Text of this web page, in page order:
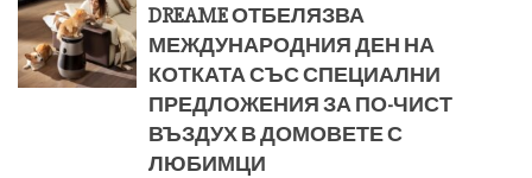
DREAME ОТБЕЛЯЗВА
МЕЖДУНАРОДНИЯ ДЕН НА
КОТКАТА СЪС СПЕЦИАЛНИ
ПРЕДЛОЖЕНИЯ ЗА ПО-ЧИСТ
ВЪЗДУХ В ДОМОВЕТЕ С
ЛЮБИМЦИ